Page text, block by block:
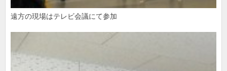
遠方の現場はテレビ会議にて参加